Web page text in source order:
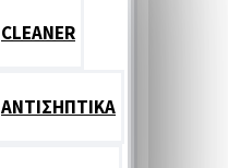
CLEANER
ΑΝΤΙΣΗΠΤΙΚΑ